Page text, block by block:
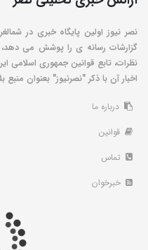
نصر نیوز اولین پایگاه خبری در
گزارشات رسانه ی را پوشش می دهد،
نظرات، تابع قوانین جمهوری اسلامی
اخبار آن با ذکر "نصرنیوز" بعنوان منبع
درباره ما
قوانین
تماس
خبرخوان